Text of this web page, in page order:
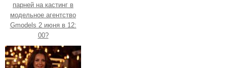
парней на кастинг в
модельное агентство
Gmodels 2 июня в 12:
00?